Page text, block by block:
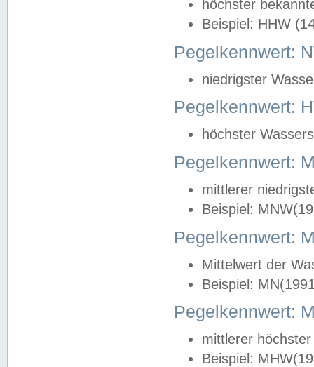
höchster
Beispiel: HHW
Pegelkennwert:
niedrigster
Pegelkennwert:
höchster
Pegelkennwert:
mittlerer
Beispiel:
Pegelkennwert:
Mittelwert der
Beispiel:
Pegelkennwert:
mittlerer
Beispiel: